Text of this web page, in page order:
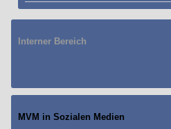
Interner Bereich
MVM in Sozialen Medien